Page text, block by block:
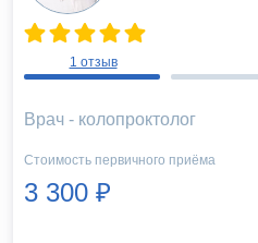
1 отзыв
Врач - колопроктолог
Стоимость первичного приёма
3 300 ₽